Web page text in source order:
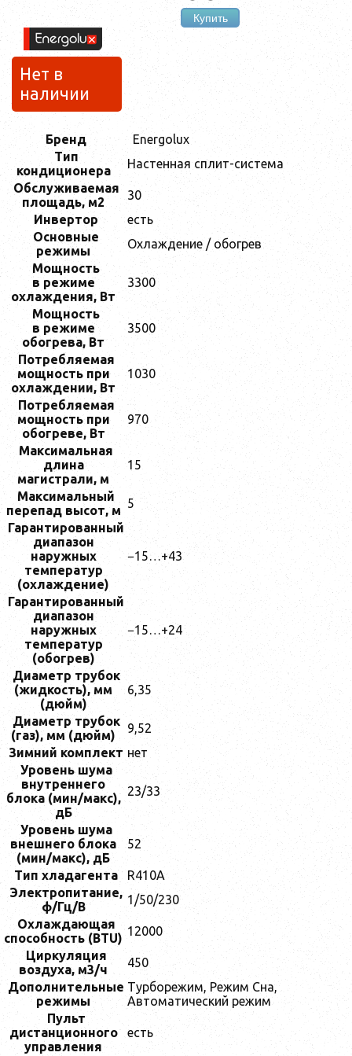
Купить
Нет в
наличии
Бренд
Energolux
Тип
кондиционера
Настенная сплит-система
Обслуживаемая
площадь, м2
30
Инвертор
есть
Основные
режимы
Охлаждение / обогрев
Мощность
в режиме
охлаждения, Bт
3300
Мощность
в режиме
обогрева, Вт
3500
Потребляемая
мощность при
охлаждении, Вт
1030
Потребляемая
мощность при
обогреве, Вт
970
Максимальная
длина
магистрали, м
15
Максимальный
перепад высот, м 5
Гарантированный
диапазон
наружных
температур
(охлаждение)
−15…+43
Гарантированный
диапазон
наружных
температур
(обогрев)
−15…+24
Диаметр трубок
(жидкость), мм
(дюйм)
6,35
Диаметр трубок
(газ), мм (дюйм)
9,52
Зимний комплект нет
Уровень шума
внутреннего
блока (мин/макс),
дБ
23/33
Уровень шума
внешнего блока
(мин/макс), дБ
52
Тип хладагента
R410A
Электропитание,
ф/Гц/В
1/50/230
Охлаждающая
способность (BTU) 12000
Циркуляция
воздухa, м3/ч
450
Дoполнительные
режимы
Турборежим, Режим Сна,
Автоматический режим
Пульт
дистанционного
управления
есть